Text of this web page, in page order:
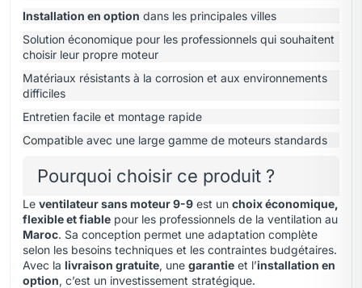
Installation en option dans les principales villes
Solution économique pour les professionnels qui souhaitent
choisir leur propre moteur
Matériaux résistants à la corrosion et aux environnements
difficiles
Entretien facile et montage rapide
Compatible avec une large gamme de moteurs standards
Pourquoi choisir ce produit ?
Le ventilateur sans moteur 9-9 est un choix économique,
flexible et fiable pour les professionnels de la ventilation au
Maroc. Sa conception permet une adaptation complète
selon les besoins techniques et les contraintes budgétaires.
Avec la livraison gratuite, une garantie et l’installation en
option, c’est un investissement stratégique.